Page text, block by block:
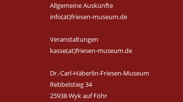
Allgemeine Auskünfte
info(at)friesen-museum.de
Veranstaltungen
kasse(at)friesen-museum.de
Dr.-Carl-Häberlin-Friesen-Museum
Rebbelstieg 34
25938 Wyk auf Föhr